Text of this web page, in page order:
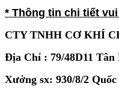
* Thông tin chi tiết
CTY TNHH CƠ KHÍ
Địa Chỉ : 79/48D11
Xưởng sx: 930/8/2